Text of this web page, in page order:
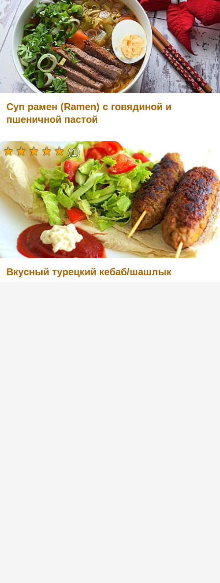
Суп рамен (Ramen) с говядиной и
пшеничной пастой
Вкусный турецкий кебаб/шашлык
(1)